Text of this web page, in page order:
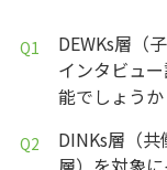
DEWKs層（
インタビュ
能でしょうか
DINKs層（